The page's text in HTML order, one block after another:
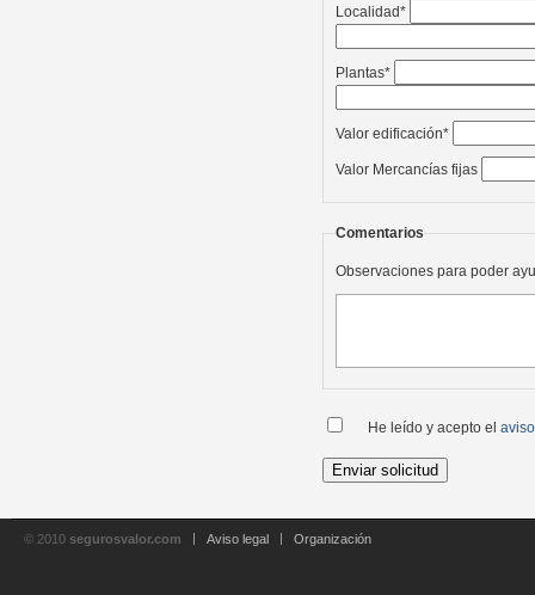
Localidad*
Plantas*
Valor edificación*
Valor Mercancías fijas
Comentarios
Observaciones para poder
He leído y acepto el
© 2010 segurosvalor.com Aviso legal Organización